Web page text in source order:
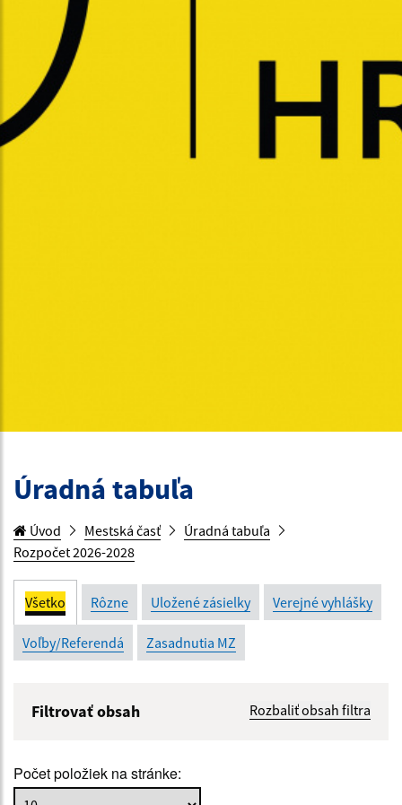
Úradná tabuľa
Úvod Mestská časť
Úradná tabuľa
Rozpočet 2026-2028
Všetko Rôzne Uložené zásielky Verejné vyhlášky
Voľby/Referendá Zasadnutia MZ
Filtrovať obsah Rozbaliť obsah filtra
Popis:
Počet položiek na stránke: